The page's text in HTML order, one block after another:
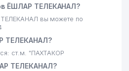
ТЕАТР
ЁШЛАР ТЕЛЕКАНАЛ?
вы можете по
ТЕЛЕКАНАЛ?
ст.м. "ПАХТАКОР
ТЕЛЕКАНАЛ?